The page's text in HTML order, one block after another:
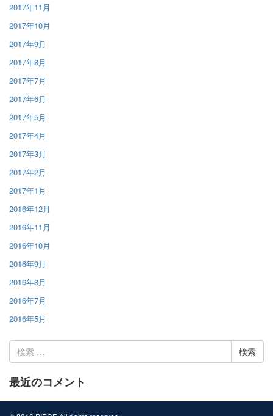
2017年11月
2017年10月
2017年9月
2017年8月
2017年7月
2017年6月
2017年5月
2017年4月
2017年3月
2017年2月
2017年1月
2016年12月
2016年11月
2016年10月
2016年9月
2016年8月
2016年7月
2016年5月
索:
最近のコメント